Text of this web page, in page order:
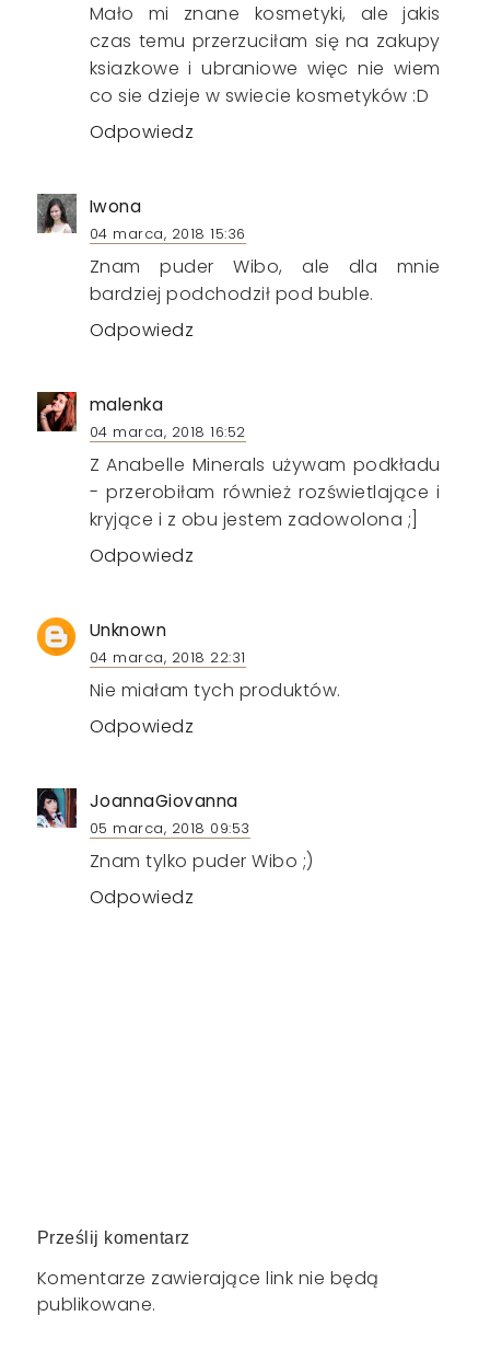
Mało mi znane kosmetyki, ale jakis
czas temu przerzuciłam się na zakupy
ksiazkowe i ubraniowe więc nie wiem
co sie dzieje w swiecie kosmetyków :D
Odpowiedz
Iwona
04 marca, 2018 15:36
Znam puder Wibo, ale dla mnie
bardziej podchodził pod buble.
Odpowiedz
malenka
04 marca, 2018 16:52
Z Anabelle Minerals używam podkładu
- przerobiłam również rozświetlające i
kryjące i z obu jestem zadowolona ;]
Odpowiedz
Unknown
04 marca, 2018 22:31
Nie miałam tych produktów.
Odpowiedz
JoannaGiovanna
05 marca, 2018 09:53
Znam tylko puder Wibo ;)
Odpowiedz
Prześlij komentarz
Komentarze zawierające link nie będą
publikowane.